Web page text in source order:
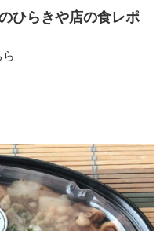
ひらきや店の食レポ